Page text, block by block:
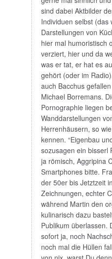
Individuen selbst (das
Darstellungen von
hier mal humoristisch
verziert, hier und da
was er tat, er hat es
gehört (oder im
auch Bacchus
Michael Borremans.
Pornographie liegen
Wanddarstellungen
Herrenhäusern, so wie
kennen. “Eigenbau
sozusagen ein bisserl
ja römisch, Aggripina
Smartphones bitte.
der 50er bis Jetztzeit in
Zeichnungen, echter
während Martin den
kulinarisch dazu
Publikum überlassen.
sofort ja, noch
noch mal die Hüllen
von nix, warst Du
Niemals! War das geil!